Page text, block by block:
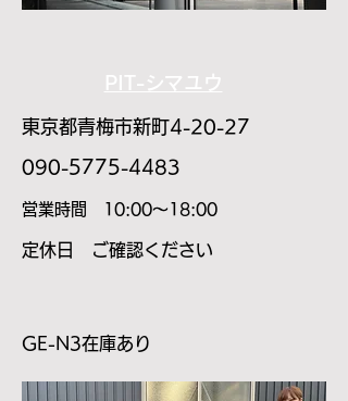
PIT-シマユウ
東京都青梅市新町4-20-27
​090-5775-4483
​営業時間 10:00～18:00
​定休日 ご確認ください
GE-N3在庫あり